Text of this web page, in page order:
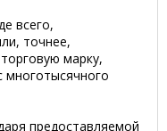
всего,
точнее,
марку,
многотысячного
предоставляемой